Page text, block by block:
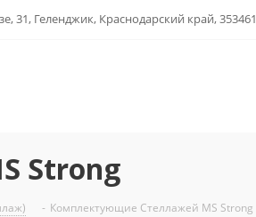
31, Геленджик, Краснодарский край, 353461
Strong
- Комплектующие Стеллажей MS Strong